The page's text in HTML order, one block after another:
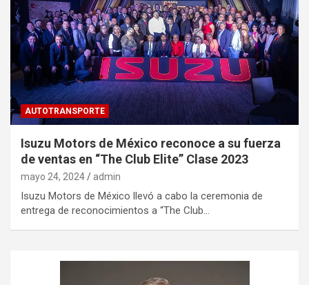
AUTOTRANSPORTE
Isuzu Motors de México reconoce a su fuerza
de ventas en “The Club Elite” Clase 2023
mayo 24, 2024 admin
Isuzu Motors de México llevó a cabo la ceremonia de
entrega de reconocimientos a “The Club…